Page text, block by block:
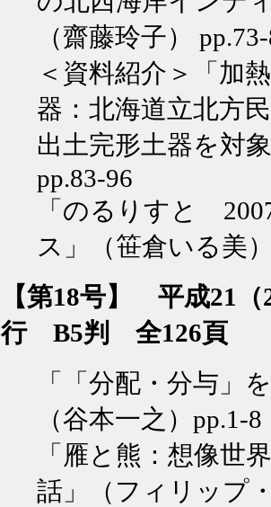
（齋藤玲子）
＜資料紹介＞「加
器：北海道立北方
出土完形土器を対
pp.83-96
「のるりすと
ス」（笹倉いる美
【第18号】 平成21（
行 B5判 全126頁
「「分配・分与」
（谷本一之）
「雁と熊：想像世
話」（フィリップ